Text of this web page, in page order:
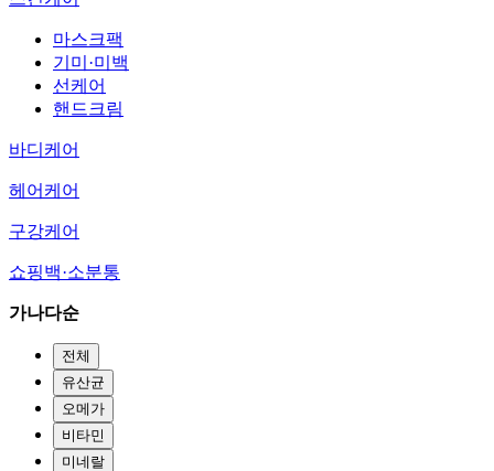
마스크팩
기미·미백
선케어
핸드크림
바디케어
헤어케어
구강케어
쇼핑백·소분통
가나다순
전체
유산균
오메가
비타민
미네랄